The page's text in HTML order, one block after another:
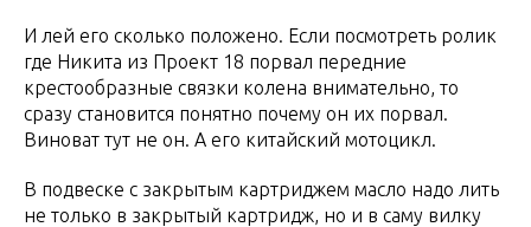
И лей его сколько положено. Если посмотреть ролик
где Никита из Проект 18 порвал передние
крестообразные связки колена внимательно, то
сразу становится понятно почему он их порвал.
Виноват тут не он. А его китайский мотоцикл.
В подвеске с закрытым картриджем масло надо лить
не только в закрытый картридж, но и в саму вилку